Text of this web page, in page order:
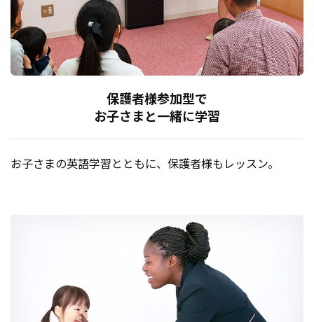
保護者様参加型で
お子さまと一緒に学習
お子さまの英語学習とともに、保護者様もレッスン。